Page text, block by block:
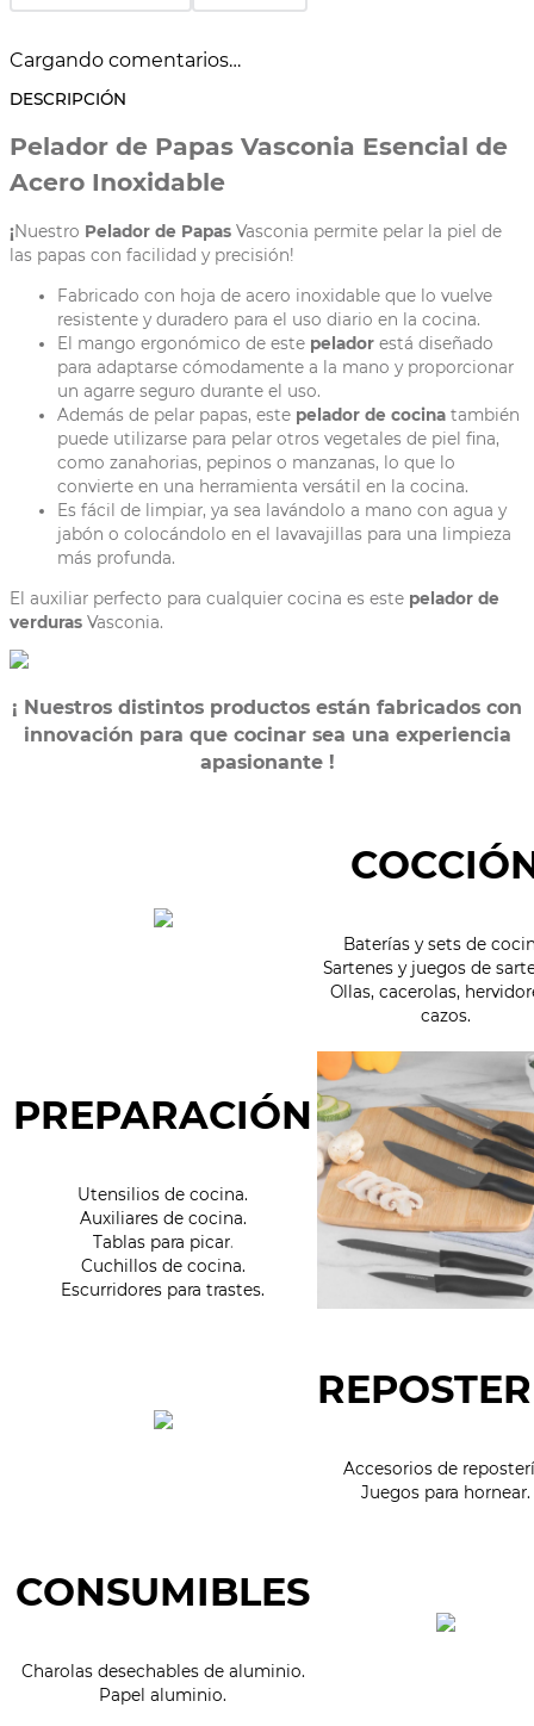
Cargando comentarios…
DESCRIPCIÓN
Pelador de Papas Vasconia Esencial de
Acero Inoxidable
¡Nuestro Pelador de Papas Vasconia permite pelar la piel de
las papas con facilidad y precisión!
Fabricado con hoja de acero inoxidable que lo vuelve
resistente y duradero para el uso diario en la cocina.
El mango ergonómico de este pelador está diseñado
para adaptarse cómodamente a la mano y proporcionar
un agarre seguro durante el uso.
Además de pelar papas, este pelador de cocina también
puede utilizarse para pelar otros vegetales de piel fina,
como zanahorias, pepinos o manzanas, lo que lo
convierte en una herramienta versátil en la cocina.
Es fácil de limpiar, ya sea lavándolo a mano con agua y
jabón o colocándolo en el lavavajillas para una limpieza
más profunda.
El auxiliar perfecto para cualquier cocina es este pelador de
verduras Vasconia.
¡ Nuestros distintos productos están fabricados con
innovación para que cocinar sea una experiencia
apasionante !
Baterías y sets de
Sartenes y juegos de
Ollas, cacerolas,
cazos.
PREPARACIÓN
Utensilios de cocina.
Auxiliares de cocina.
Tablas para picar.
Cuchillos de cocina.
Escurridores para trastes.
Accesorios de
Juegos para hornear.
CONSUMIBLES
Charolas desechables de aluminio.
Papel aluminio.